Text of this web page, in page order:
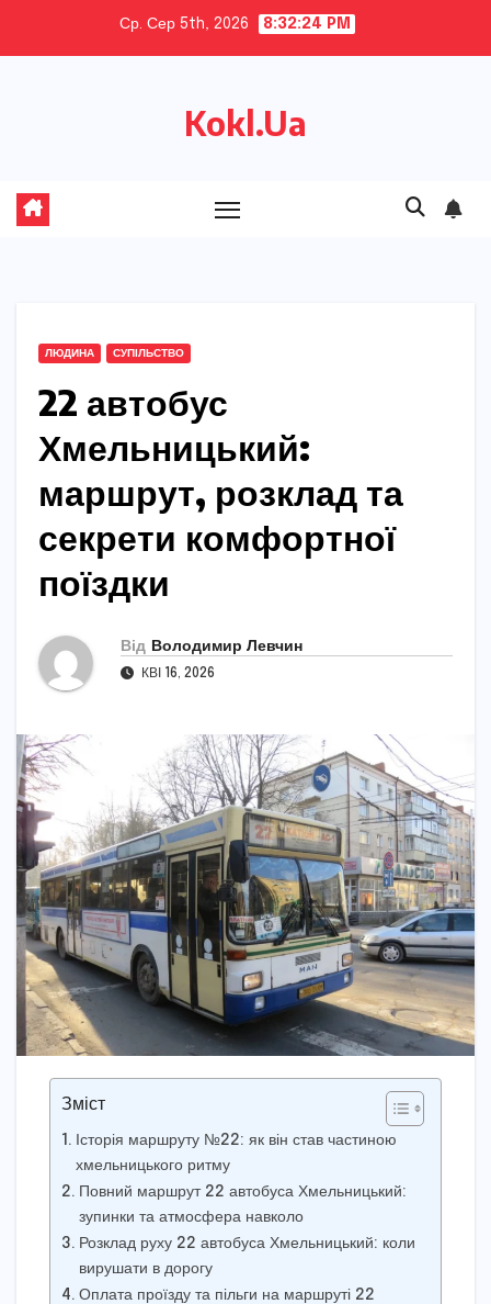
Ср. Сер 5th, 2026 8:32:25 PM
Kokl.Ua
ЛЮДИНА СУПІЛЬСТВО
22 автобус
Хмельницький:
маршрут, розклад та
секрети комфортної
поїздки
Від Володимир Левчин
КВІ 16, 2026
Зміст
Історія маршруту №22: як він став частиною
хмельницького ритму
Повний маршрут 22 автобуса Хмельницький:
зупинки та атмосфера навколо
Розклад руху 22 автобуса Хмельницький: коли
вирушати в дорогу
Оплата проїзду та пільги на маршруті 22